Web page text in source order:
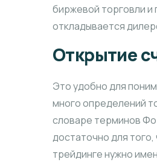
биржевой торговли
откладывается
Открытие
Это удобно для
много определений
словаре терминов
достаточно для того,
трейдинге нужно